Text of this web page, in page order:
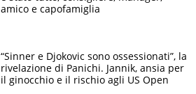
amico e capofamiglia
“Sinner e Djokovic sono ossessionati”, la
rivelazione di Panichi. Jannik, ansia per
il ginocchio e il rischio agli US Open